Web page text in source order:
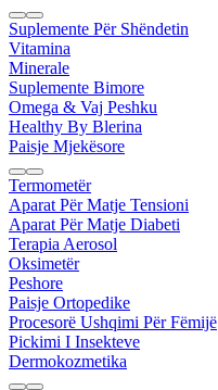
Suplemente Për Shëndetin
Vitamina
Minerale
Suplemente Bimore
Omega & Vaj Peshku
Healthy By Blerina
Paisje Mjekësore
Termometër
Aparat Për Matje Tensioni
Aparat Për Matje Diabeti
Terapia Aerosol
Oksimetër
Peshore
Paisje Ortopedike
Procesorë Ushqimi Për Fëmijë
Pickimi I Insekteve
Dermokozmetika